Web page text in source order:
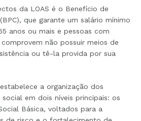
da LOAS é o Benefício de
que garante um salário mínimo
anos ou mais e pessoas com
não possuir meios de
ou tê-la provida por sua
a organização dos
em dois níveis principais: os
Básica, voltados para a